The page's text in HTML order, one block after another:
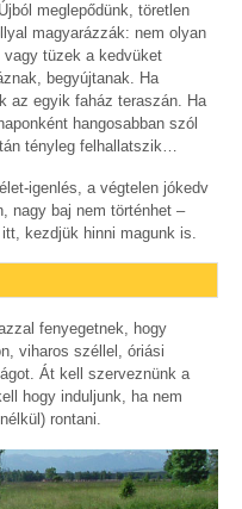
meglepődünk, töretlen
magyarázzák: nem olyan
tüzek a kedvüket
begyújtanak. Ha
az egyik faház teraszán. Ha
hangosabban szól
tényleg felhallatszik…
igenlés, a végtelen jókedv
nagy baj nem történhet –
kezdjük hinni magunk is.
fenyegetnek, hogy
viharos széllel, óriási
Át kell szerveznünk a
hogy induljunk, ha nem
rontani.